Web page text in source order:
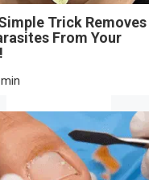
Trick Removes
From Your